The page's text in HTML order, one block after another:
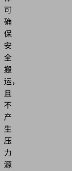
可
确
保
安
全
搬
运，
且
不
产
生
压
力
源